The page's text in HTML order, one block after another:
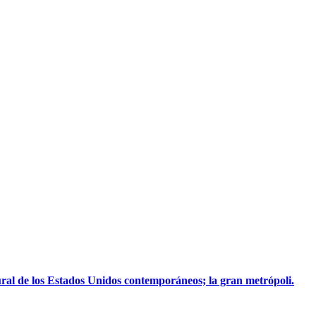
de los Estados Unidos contemporáneos; la gran metrópoli.